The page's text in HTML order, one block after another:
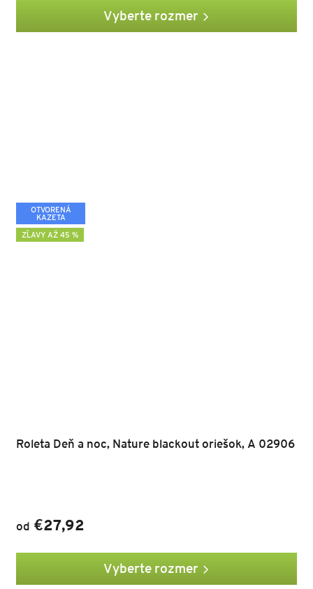
Vyberte rozmer
OTVORENÁ
KAZETA
ZĽAVY AŽ 45 %
Roleta Deň a noc, Nature blackout oriešok, A 02906
od €27,92
Vyberte rozmer